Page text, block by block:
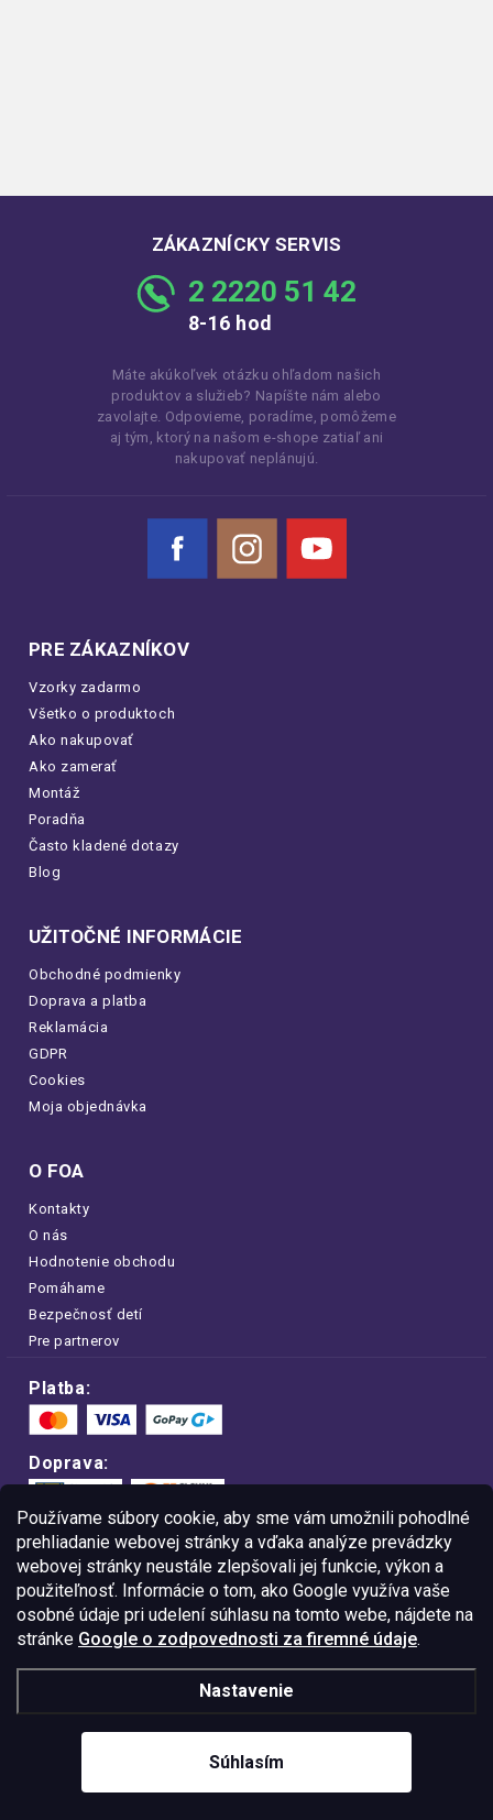
Používame súbory cookie, aby sme vám umožnili pohodlné
prehliadanie webovej stránky a vďaka analýze prevádzky
webovej stránky neustále zlepšovali jej funkcie, výkon a
použiteľnosť. Informácie o tom, ako Google využíva vaše
osobné údaje pri udelení súhlasu na tomto webe, nájdete na
stránke Google o zodpovednosti za firemné údaje.
Nastavenie
Súhlasím
ZÁKAZNÍCKY SERVIS
2 2220 51 42
8-16 hod
Máte akúkoľvek otázku ohľadom našich
produktov a služieb? Napíšte nám alebo
zavolajte. Odpovieme, poradíme, pomôžeme
aj tým, ktorý na našom e-shope zatiaľ ani
nakupovať neplánujú.
Facebook Instagram YouTube
PRE ZÁKAZNÍKOV
Vzorky zadarmo
Všetko o produktoch
Ako nakupovať
Ako zamerať
Montáž
Poradňa
Často kladené dotazy
Blog
UŽITOČNÉ INFORMÁCIE
Obchodné podmienky
Doprava a platba
Reklamácia
GDPR
Cookies
Moja objednávka
O FOA
Kontakty
O nás
Hodnotenie obchodu
Pomáhame
Bezpečnosť detí
Pre partnerov
Platba:
Doprava:
Nakupujte na FOA bezpečne a bez obáv.
Vďaka protokolu HTTPS sú vaše citlivé
dáta v úplnom bezpečí.
© Copyright2026Westlogic Slovakia s.r.o.,
Gajova 4, Bratislava, 811 09